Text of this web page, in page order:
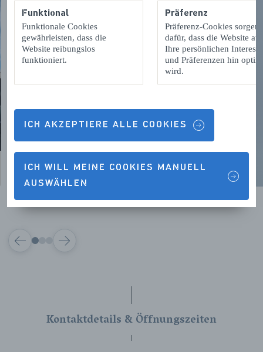
Funktional
Funktionale Cookies
gewährleisten, dass die
Website reibungslos
funktioniert.
Präferenz
Präferenz-Cookies sorgen
dafür, dass die Website auf
Ihre persönlichen
und Präferenzen hin
wird.
ICH AKZEPTIERE ALLE COOKIES
ICH WILL MEINE COOKIES MANUELL
AUSWÄHLEN
VORIGE VOLGENDE
Kontaktdetails & Öffnungszeiten